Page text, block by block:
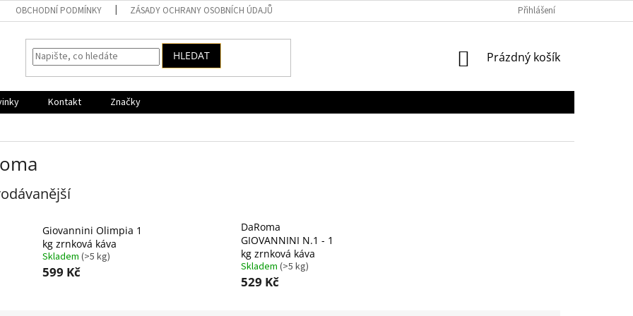
OBCHODNÍ PODMÍNKY ZÁSADY OCHRANY OSOBNÍCH ÚDAJŮ Přihlášení
HLEDAT
NÁKUPNÍ
Prázdný košík
Kontakt Značky
Giovannini Olimpia 1
kg zrnková káva
Skladem (>5 kg)
599 Kč
DaRoma
GIOVANNINI N.1 - 1
kg zrnková káva
Skladem (>5 kg)
529 Kč